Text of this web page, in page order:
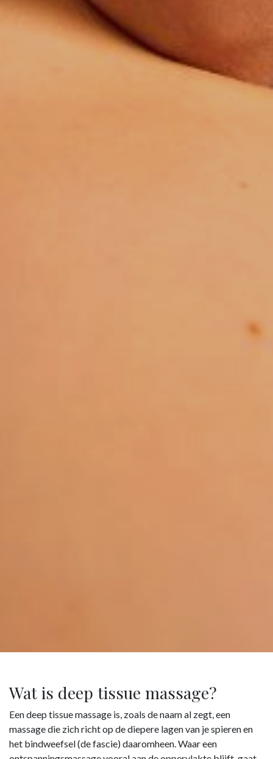
Wat is deep tissue massage?
Een deep tissue massage is, zoals de naam al zegt, een
massage die zich richt op de diepere lagen van je spieren en
het bindweefsel (de fascie) daaromheen. Waar een